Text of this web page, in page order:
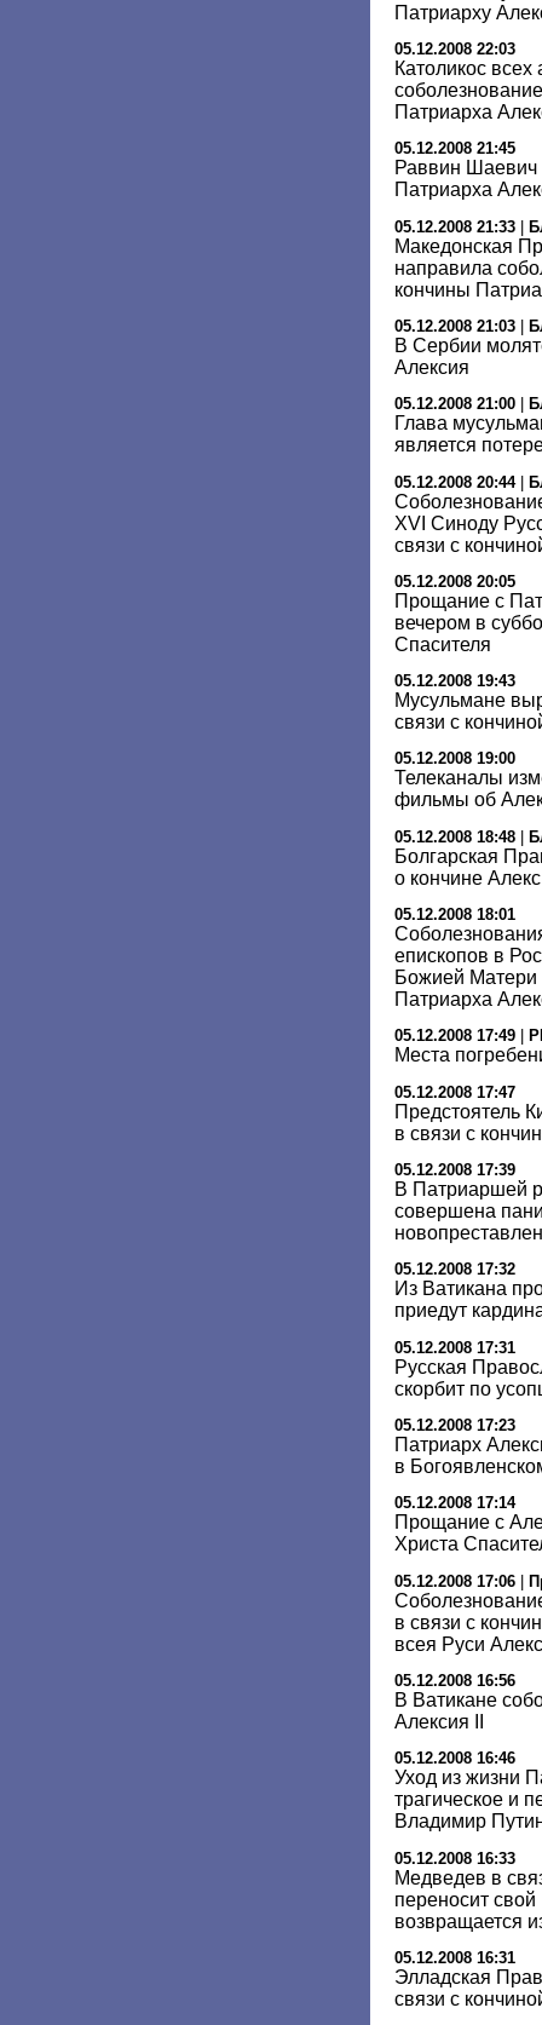
Патриарху
05.12.2008 22:03
Католикос
Патриарха
05.12.2008 21:45
Раввин Шаевич
Патриарха
05.12.2008 21:33 |
Македонская
направила
кончины
05.12.2008 21:03
В Сербии
Алексия
05.12.2008 21:00
Глава
является
05.12.2008 20:44|
XVI Синоду
связи с
05.12.2008 20:05
Прощание с
вечером в
Спасителя
05.12.2008 19:43
Мусульмане
связи с
05.12.2008 19:00
Телеканалы
фильмы об
05.12.2008 18:48
Болгарская
о кончине
05.12.2008 18:01
епископов в
Божией Матери
Патриарха
05.12.2008 17:49
Места
05.12.2008 17:47
Предстоятель
в связи с
05.12.2008 17:39
В Патриаршей
совершена
05.12.2008 17:32
Из Ватикана
приедут
05.12.2008 17:31
Русская
скорбит по
05.12.2008 17:23
Патриарх
в
05.12.2008 17:14
Прощание с
Христа
05.12.2008 17:06
в связи с
всея Руси
05.12.2008 16:56
В Ватикане
Алексия II
05.12.2008 16:46
Уход из жизни
трагическое и
Владимир
05.12.2008 16:33
Медведев в
переносит
возвращается
05.12.2008 16:31
Элладская
связи с